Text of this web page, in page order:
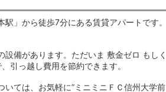
」から徒歩7分にある賃貸アパートです。
設備があります。ただいま 敷金ゼロ もしく
引っ越し費用を節約できます。
いては、お気軽に”ミニミニＦＣ信州大学前